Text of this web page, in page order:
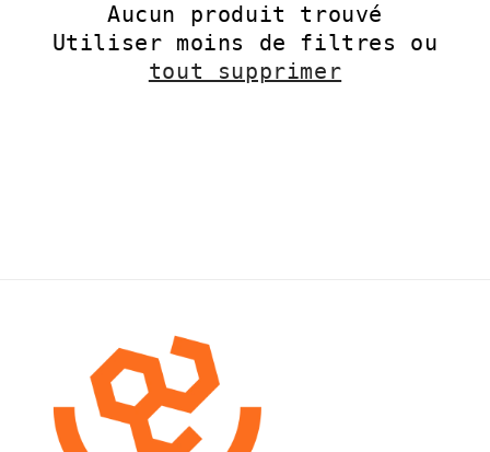
Aucun produit trouvé
Utiliser moins de filtres ou
tout supprimer